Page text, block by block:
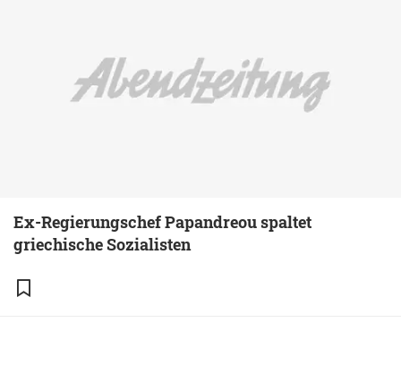
Ex-Regierungschef Papandreou spaltet
griechische Sozialisten